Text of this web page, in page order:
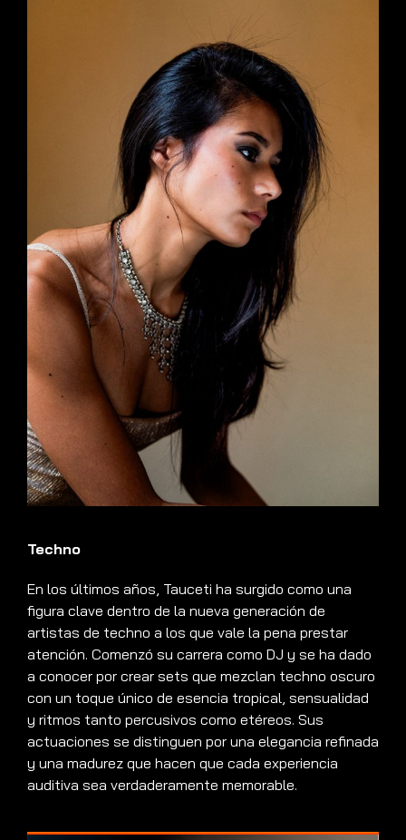
Techno
En los últimos años, Tauceti ha surgido como una
figura clave dentro de la nueva generación de
artistas de techno a los que vale la pena prestar
atención. Comenzó su carrera como DJ y se ha dado
a conocer por crear sets que mezclan techno oscuro
con un toque único de esencia tropical, sensualidad
y ritmos tanto percusivos como etéreos. Sus
actuaciones se distinguen por una elegancia refinada
y una madurez que hacen que cada experiencia
auditiva sea verdaderamente memorable.